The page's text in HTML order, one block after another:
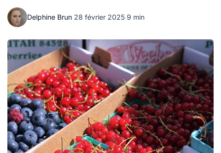
Delphine Brun·28 février 2025·9 min